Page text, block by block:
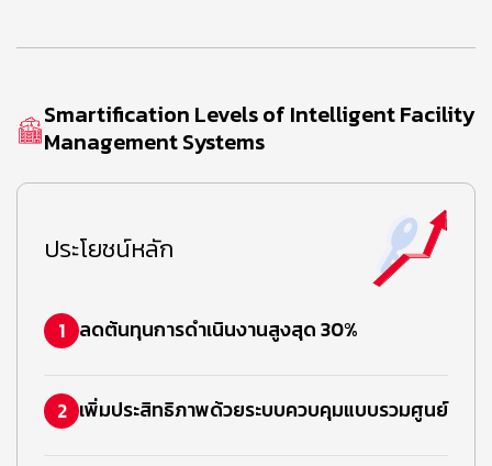
Smartification Levels of Intelligent Facility
Management Systems
ประโยชน์หลัก
1 ลดต้นทุนการดำเนินงานสูงสุด 30%
2 เพิ่มประสิทธิภาพด้วยระบบควบคุมแบบรวมศูนย์